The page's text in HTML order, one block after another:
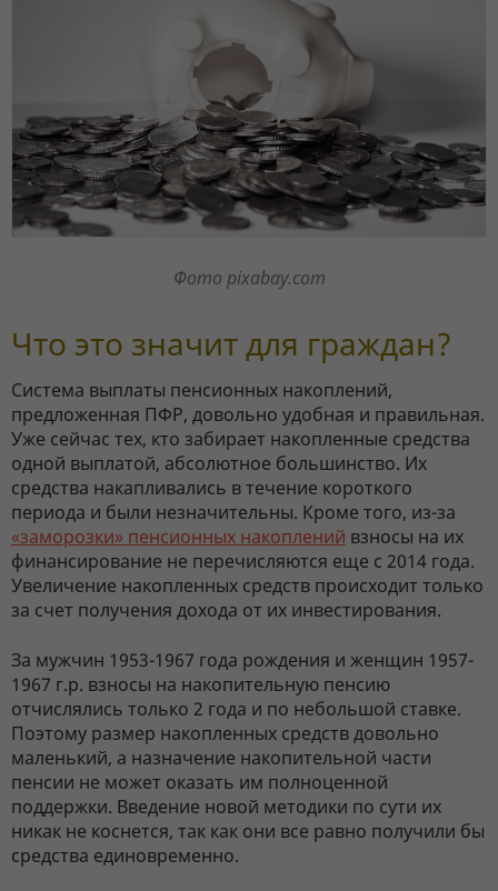
Фото pixabay.com
Что это значит для граждан?
Система выплаты пенсионных накоплений,
предложенная ПФР, довольно удобная и правильная.
Уже сейчас тех, кто забирает накопленные средства
одной выплатой, абсолютное большинство. Их
средства накапливались в течение короткого
периода и были незначительны. Кроме того, из-за
«заморозки» пенсионных накоплений взносы на их
финансирование не перечисляются еще с 2014 года.
Увеличение накопленных средств происходит только
за счет получения дохода от их инвестирования.
За мужчин 1953-1967 года рождения и женщин 1957-
1967 г.р. взносы на накопительную пенсию
отчислялись только 2 года и по небольшой ставке.
Поэтому размер накопленных средств довольно
маленький, а назначение накопительной части
пенсии не может оказать им полноценной
поддержки. Введение новой методики по сути их
никак не коснется, так как они все равно получили бы
средства единовременно.